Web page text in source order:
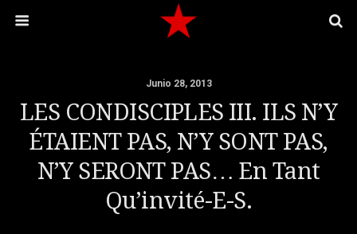
Junio 28, 2013
LES CONDISCIPLES III. ILS N’Y
ÉTAIENT PAS, N’Y SONT PAS,
N’Y SERONT PAS… En Tant
Qu’invité-E-S.